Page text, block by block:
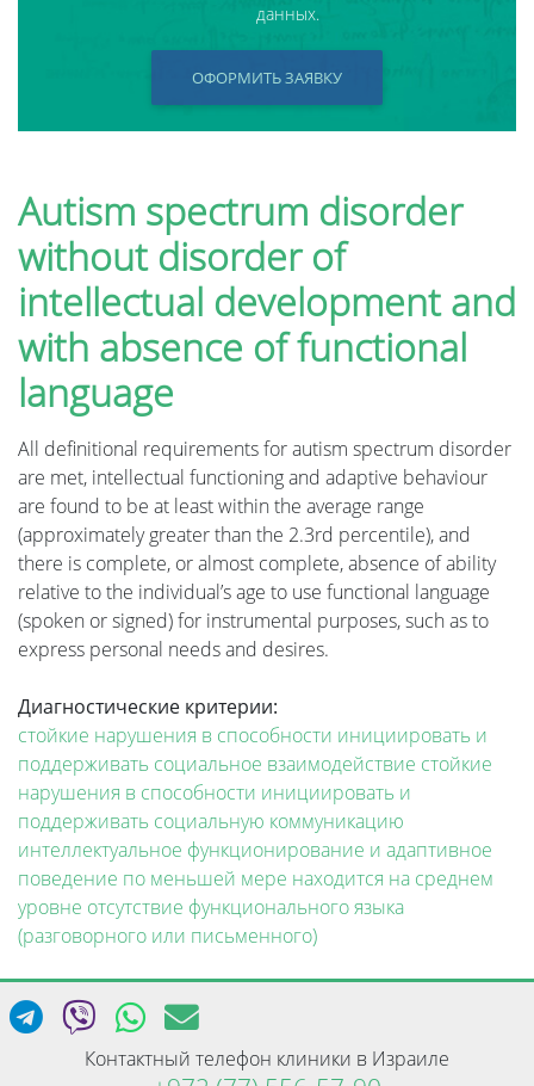
данных.
ОФОРМИТЬ ЗАЯВКУ
Autism spectrum disorder
without disorder of
intellectual development and
with absence of functional
language
All definitional requirements for autism spectrum disorder
are met, intellectual functioning and adaptive behaviour
are found to be at least within the average range
(approximately greater than the 2.3rd percentile), and
there is complete, or almost complete, absence of ability
relative to the individual’s age to use functional language
(spoken or signed) for instrumental purposes, such as to
express personal needs and desires.
Диагностические критерии:
стойкие нарушения в способности инициировать и
поддерживать социальное взаимодействие стойкие
нарушения в способности инициировать и
поддерживать социальную коммуникацию
интеллектуальное функционирование и адаптивное
поведение по меньшей мере находится на среднем
уровне отсутствие функционального языка
(разговорного или письменного)
Контактный телефон клиники в Израиле